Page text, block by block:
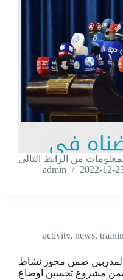
من الرابط التالي
admin
2022-12-
activity, news,
المدربين ضمن محور نشاط
ضمن مشروع تحسين اوضاع